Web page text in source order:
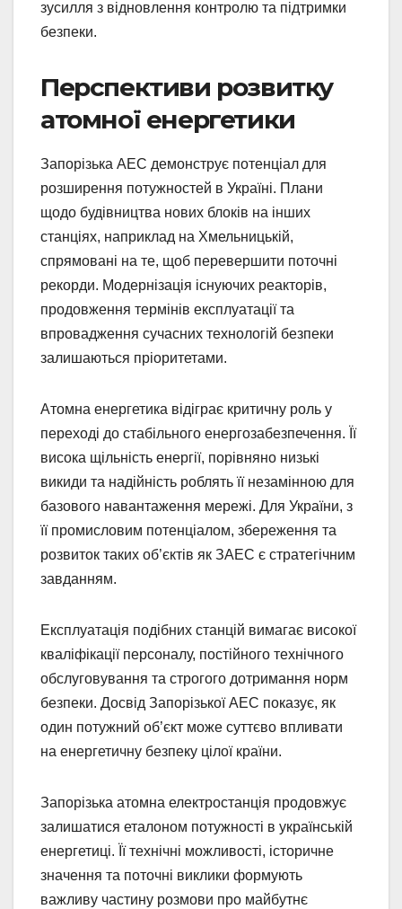
зусилля з відновлення контролю та підтримки
безпеки.
Перспективи розвитку
атомної енергетики
Запорізька АЕС демонструє потенціал для
розширення потужностей в Україні. Плани
щодо будівництва нових блоків на інших
станціях, наприклад на Хмельницькій,
спрямовані на те, щоб перевершити поточні
рекорди. Модернізація існуючих реакторів,
продовження термінів експлуатації та
впровадження сучасних технологій безпеки
залишаються пріоритетами.
Атомна енергетика відіграє критичну роль у
переході до стабільного енергозабезпечення. Її
висока щільність енергії, порівняно низькі
викиди та надійність роблять її незамінною для
базового навантаження мережі. Для України, з
її промисловим потенціалом, збереження та
розвиток таких об’єктів як ЗАЕС є стратегічним
завданням.
Експлуатація подібних станцій вимагає високої
кваліфікації персоналу, постійного технічного
обслуговування та строгого дотримання норм
безпеки. Досвід Запорізької АЕС показує, як
один потужний об’єкт може суттєво впливати
на енергетичну безпеку цілої країни.
Запорізька атомна електростанція продовжує
залишатися еталоном потужності в українській
енергетиці. Її технічні можливості, історичне
значення та поточні виклики формують
важливу частину розмови про майбутнє